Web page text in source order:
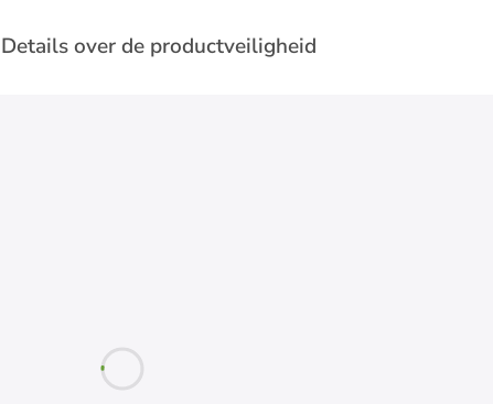
Details over de productveiligheid